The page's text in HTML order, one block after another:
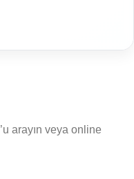
’u arayın veya online